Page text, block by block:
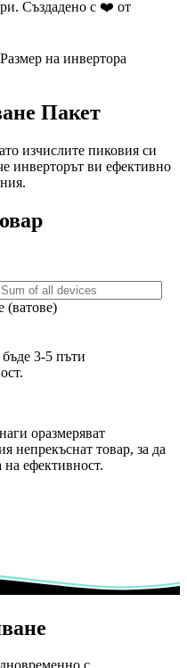
Създадено с ❤️ от
на инвертора
Пакет
изчислите пиковия си
инверторът ви ефективно
(ватове)
3-5 пъти
оразмеряват
непрекъснат товар, за да
на ефективност.